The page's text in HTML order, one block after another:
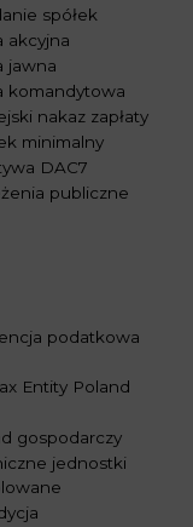
spółek
akcyjna
jawna
komandytowa
nakaz zapłaty
minimalny
DAC7
publiczne
podatkowa
Entity Poland
gospodarczy
jednostki